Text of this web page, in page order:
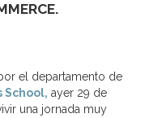
el departamento de
School, ayer 29 de
una jornada muy